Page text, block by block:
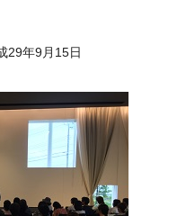
年9月15日